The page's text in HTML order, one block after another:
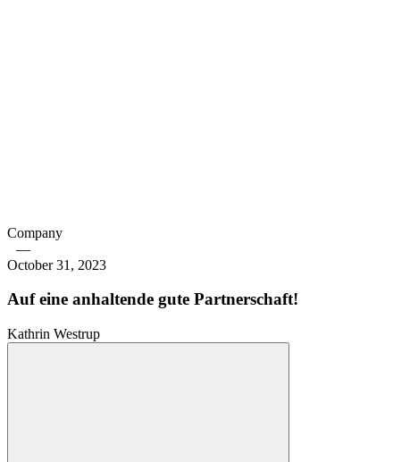
Company
—
October 31, 2023
Auf eine anhaltende gute Partnerschaft!
Kathrin Westrup